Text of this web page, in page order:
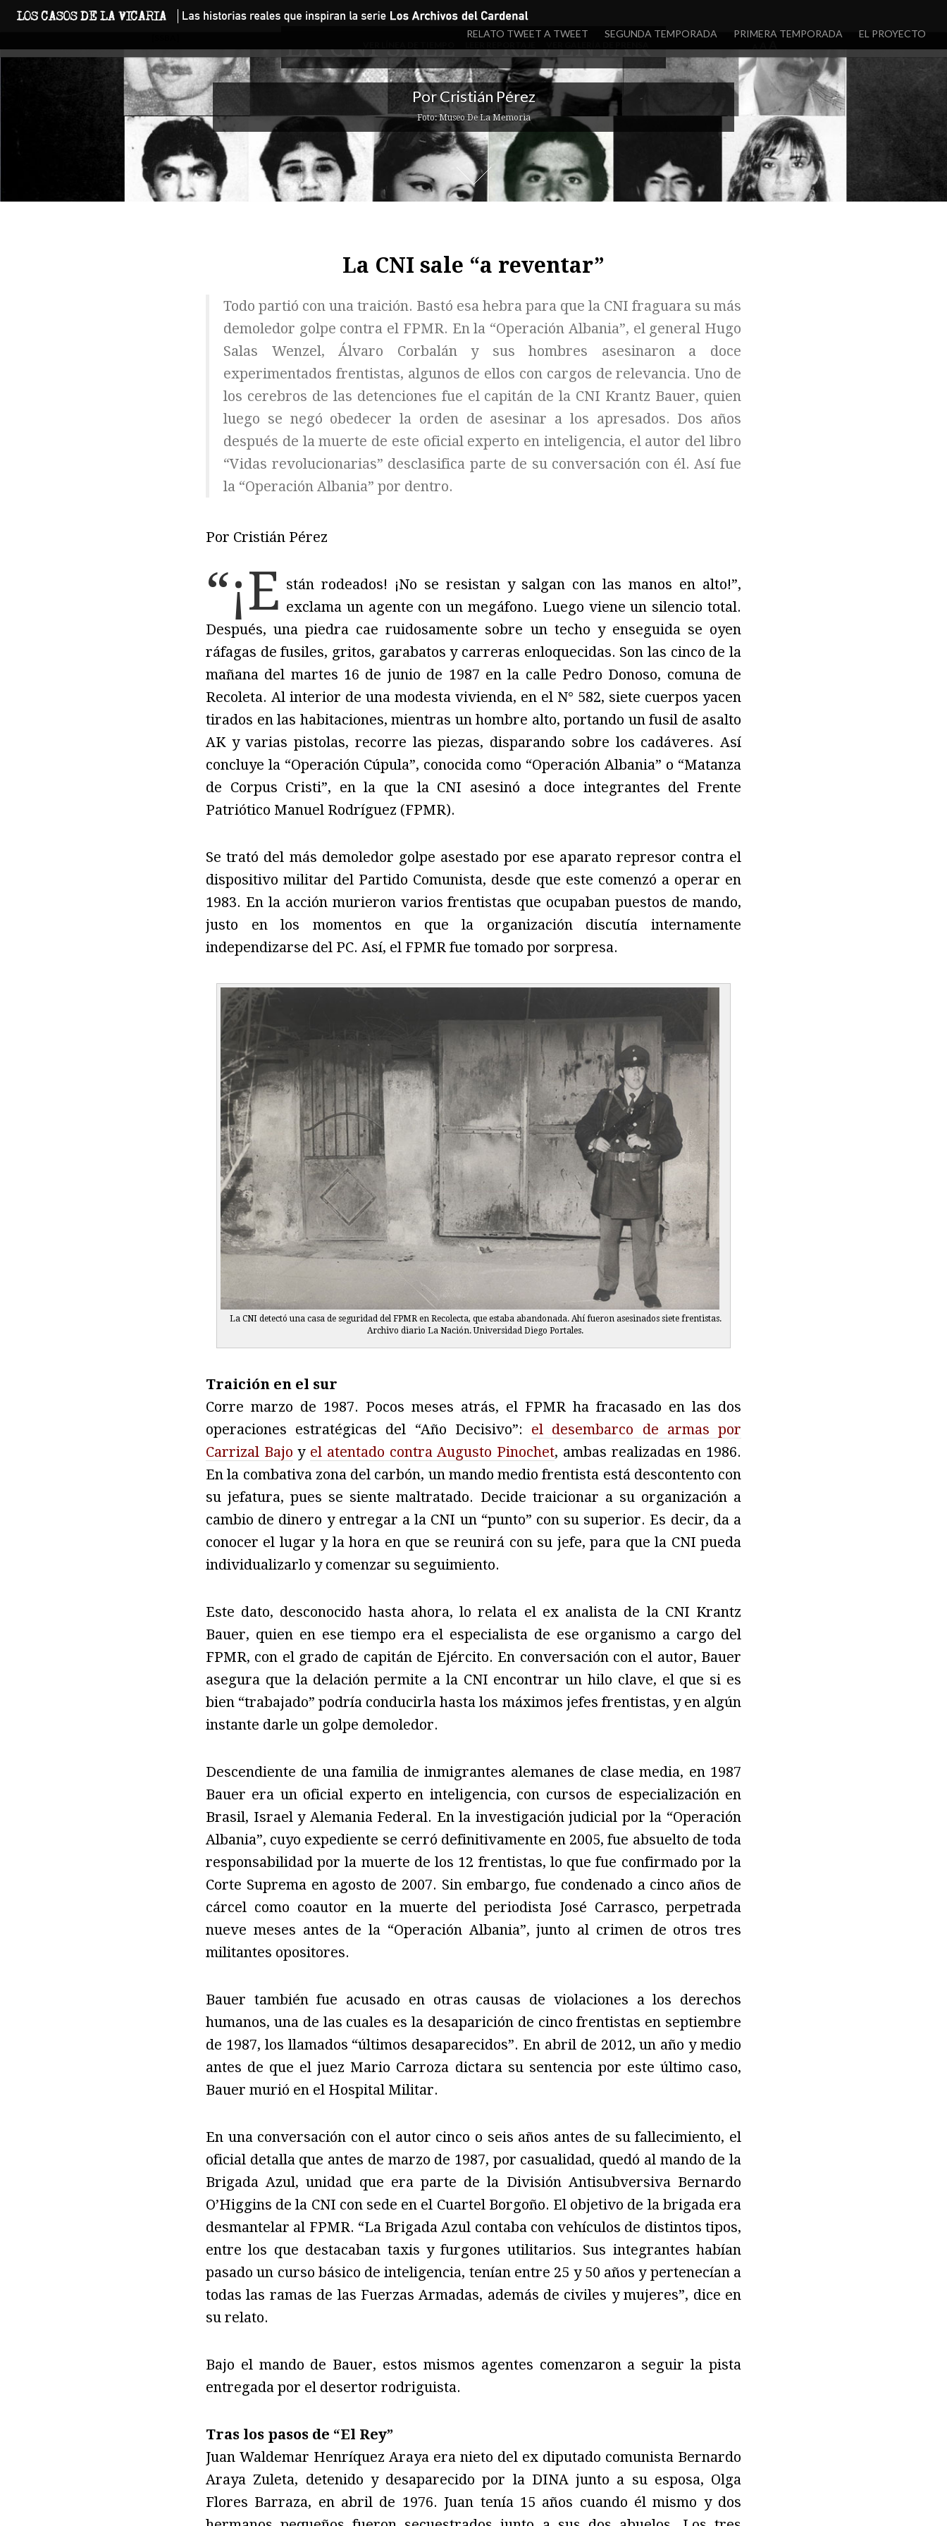
RELATO TWEET A TWEET SEGUNDA TEMPORADA PRIMERA TEMPORADA EL PROYECTO
LA CNI SALE “A REVENTAR”
Por Cristián Pérez
Foto: Museo De La Memoria
La CNI sale “a reventar”
Todo partió con una traición. Bastó esa hebra para que la CNI fraguara su más
demoledor golpe contra el FPMR. En la “Operación Albania”, el general Hugo
Salas Wenzel, Álvaro Corbalán y sus hombres asesinaron a doce
experimentados frentistas, algunos de ellos con cargos de relevancia. Uno de
los cerebros de las detenciones fue el capitán de la CNI Krantz Bauer, quien
luego se negó obedecer la orden de asesinar a los apresados. Dos años
después de la muerte de este oficial experto en inteligencia, el autor del libro
“Vidas revolucionarias” desclasifica parte de su conversación con él. Así fue
la “Operación Albania” por dentro.
Por Cristián Pérez
“¡E stán rodeados! ¡No se resistan y salgan con las manos en alto!”,
exclama un agente con un megáfono. Luego viene un silencio total.
Después, una piedra cae ruidosamente sobre un techo y enseguida se oyen
ráfagas de fusiles, gritos, garabatos y carreras enloquecidas. Son las cinco de la
mañana del martes 16 de junio de 1987 en la calle Pedro Donoso, comuna de
Recoleta. Al interior de una modesta vivienda, en el N° 582, siete cuerpos yacen
tirados en las habitaciones, mientras un hombre alto, portando un fusil de asalto
AK y varias pistolas, recorre las piezas, disparando sobre los cadáveres. Así
concluye la “Operación Cúpula”, conocida como “Operación Albania” o “Matanza
de Corpus Cristi”, en la que la CNI asesinó a doce integrantes del Frente
Patriótico Manuel Rodríguez (FPMR).
Se trató del más demoledor golpe asestado por ese aparato represor contra el
dispositivo militar del Partido Comunista, desde que este comenzó a operar en
1983. En la acción murieron varios frentistas que ocupaban puestos de mando,
justo en los momentos en que la organización discutía internamente
independizarse del PC. Así, el FPMR fue tomado por sorpresa.
La CNI detectó una casa de seguridad del FPMR en Recolecta, que estaba abandonada. Ahí fueron asesinados siete frentistas.
Archivo diario La Nación. Universidad Diego Portales.
Traición en el sur
Corre marzo de 1987. Pocos meses atrás, el FPMR ha fracasado en las dos
operaciones estratégicas del “Año Decisivo”: el desembarco de armas por
Carrizal Bajo y el atentado contra Augusto Pinochet, ambas realizadas en 1986.
En la combativa zona del carbón, un mando medio frentista está descontento con
su jefatura, pues se siente maltratado. Decide traicionar a su organización a
cambio de dinero y entregar a la CNI un “punto” con su superior. Es decir, da a
conocer el lugar y la hora en que se reunirá con su jefe, para que la CNI pueda
individualizarlo y comenzar su seguimiento.
Este dato, desconocido hasta ahora, lo relata el ex analista de la CNI Krantz
Bauer, quien en ese tiempo era el especialista de ese organismo a cargo del
FPMR, con el grado de capitán de Ejército. En conversación con el autor, Bauer
asegura que la delación permite a la CNI encontrar un hilo clave, el que si es
bien “trabajado” podría conducirla hasta los máximos jefes frentistas, y en algún
instante darle un golpe demoledor.
Descendiente de una familia de inmigrantes alemanes de clase media, en 1987
Bauer era un oficial experto en inteligencia, con cursos de especialización en
Brasil, Israel y Alemania Federal. En la investigación judicial por la “Operación
Albania”, cuyo expediente se cerró definitivamente en 2005, fue absuelto de toda
responsabilidad por la muerte de los 12 frentistas, lo que fue confirmado por la
Corte Suprema en agosto de 2007. Sin embargo, fue condenado a cinco años de
cárcel como coautor en la muerte del periodista José Carrasco, perpetrada
nueve meses antes de la “Operación Albania”, junto al crimen de otros tres
militantes opositores.
Bauer también fue acusado en otras causas de violaciones a los derechos
humanos, una de las cuales es la desaparición de cinco frentistas en septiembre
de 1987, los llamados “últimos desaparecidos”. En abril de 2012, un año y medio
antes de que el juez Mario Carroza dictara su sentencia por este último caso,
Bauer murió en el Hospital Militar.
En una conversación con el autor cinco o seis años antes de su fallecimiento, el
oficial detalla que antes de marzo de 1987, por casualidad, quedó al mando de la
Brigada Azul, unidad que era parte de la División Antisubversiva Bernardo
O’Higgins de la CNI con sede en el Cuartel Borgoño. El objetivo de la brigada era
desmantelar al FPMR. “La Brigada Azul contaba con vehículos de distintos tipos,
entre los que destacaban taxis y furgones utilitarios. Sus integrantes habían
pasado un curso básico de inteligencia, tenían entre 25 y 50 años y pertenecían a
todas las ramas de las Fuerzas Armadas, además de civiles y mujeres”, dice en
su relato.
Bajo el mando de Bauer, estos mismos agentes comenzaron a seguir la pista
entregada por el desertor rodriguista.
Tras los pasos de “El Rey”
Juan Waldemar Henríquez Araya era nieto del ex diputado comunista Bernardo
Araya Zuleta, detenido y desaparecido por la DINA junto a su esposa, Olga
Flores Barraza, en abril de 1976. Juan tenía 15 años cuando él mismo y dos